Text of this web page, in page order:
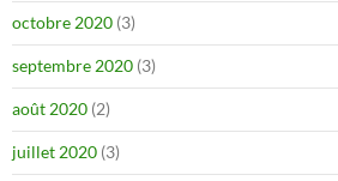
octobre 2020 (3)
septembre 2020 (3)
août 2020 (2)
juillet 2020 (3)